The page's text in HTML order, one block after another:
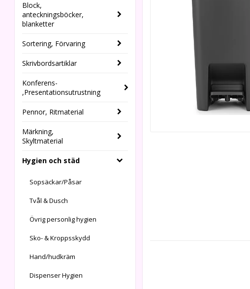
Block,
anteckningsböcker,
blanketter
Sortering, Förvaring
Skrivbordsartiklar
Konferens-
,Presentationsutrustning
Pennor, Ritmaterial
Märkning,
Skyltmaterial
Hygien och städ
Sopsäckar/Påsar
Tvål & Dusch
Övrig personlig hygien
Sko- & Kroppsskydd
Hand/hudkräm
Dispenser Hygien